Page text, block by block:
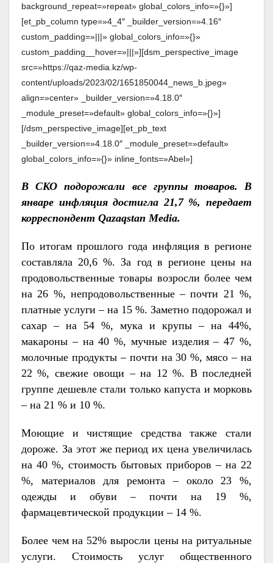
background_repeat=»repeat» global_colors_info=»{}»]
[et_pb_column type=»4_4″ _builder_version=»4.16″
custom_padding=»|||» global_colors_info=»{}»
custom_padding__hover=»|||»][dsm_perspective_image
src=»https://qaz-media.kz/wp-
content/uploads/2023/02/1651850044_news_b.jpeg»
align=»center» _builder_version=»4.18.0″
_module_preset=»default» global_colors_info=»{}»]
[/dsm_perspective_image][et_pb_text
_builder_version=»4.18.0″ _module_preset=»default»
global_colors_info=»{}» inline_fonts=»Abel»]
В СКО подорожали все группы товаров. В
январе инфляция достигла 21,7 %, передает
корреспондент Qazaqstan Media.
По итогам прошлого года инфляция в регионе
составляла 20,6 %. За год в регионе цены на
продовольственные товары возросли более чем
на 26 %, непродовольственные – почти 21 %,
платные услуги – на 15 %. Заметно подорожал и
сахар – на 54 %, мука и крупы – на 44%,
макароны – на 40 %, мучные изделия – 47 %,
молочные продукты – почти на 30 %, мясо – на
22 %, свежие овощи – на 12 %. В последней
группе дешевле стали только капуста и морковь
– на 21 % и 10 %.
Моющие и чистящие средства также стали
дороже. За этот же период их цена увеличилась
на 40 %, стоимость бытовых приборов – на 22
%, материалов для ремонта – около 23 %,
одежды и обуви – почти на 19 %,
фармацевтической продукции – 14 %.
Более чем на 52% выросли цены на ритуальные
услуги. Стоимость услуг общественного